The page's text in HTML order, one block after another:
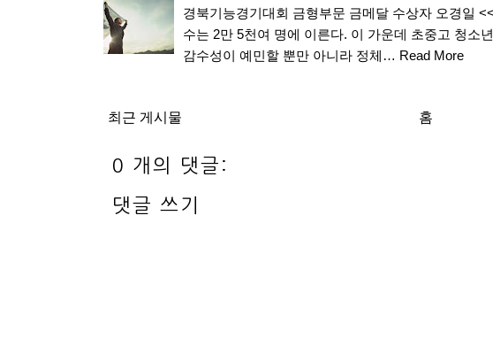
경북기능경기대회 금형부문 금메달 수상자 오경일
수는 2만 5천여 명에 이른다. 이 가운데 초중고 청
감수성이 예민할 뿐만 아니라 정체… Read More
최근 게시물 홈
0 개의 댓글:
댓글 쓰기